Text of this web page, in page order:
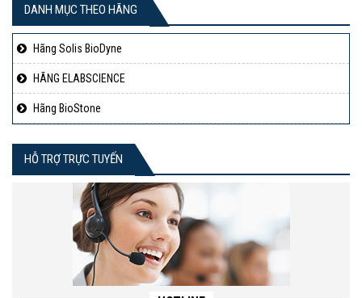
DANH MỤC THEO HÃNG
Hãng Solis BioDyne
HÃNG ELABSCIENCE
Hãng BioStone
HỖ TRỢ TRỰC TUYẾN